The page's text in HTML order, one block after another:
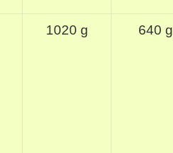
1020 g 640 g